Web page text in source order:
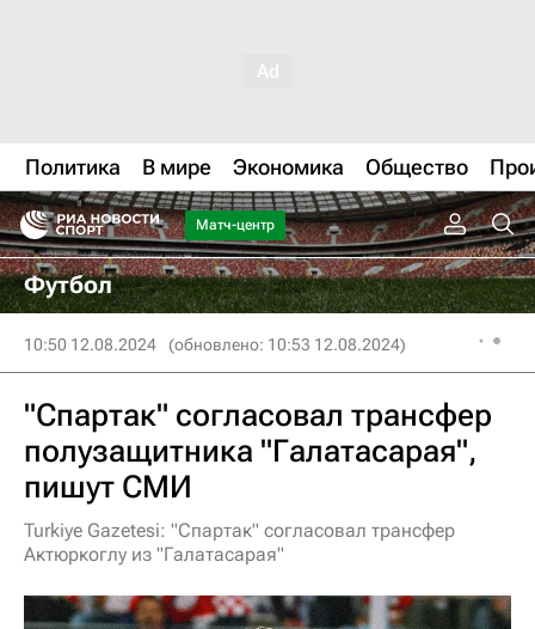
Политика В мире Экономика Общество
Матч-центр
Футбол
10:50 12.08.2024 (обновлено: 10:53 12.08.2024)
"Спартак" согласовал трансфер
полузащитника "Галатасарая",
пишут СМИ
Turkiye Gazetesi: "Спартак" согласовал трансфер
Актюркоглу из "Галатасарая"